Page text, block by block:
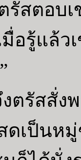
รัสตอบ
มื่อรู้แล้
งตรัสสั่
เป็นหมู่